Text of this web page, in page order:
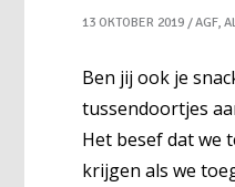
13 OKTOBER 2019 AGF,
Ben jij ook je
tussendoortjes
Het besef dat we
krijgen als we